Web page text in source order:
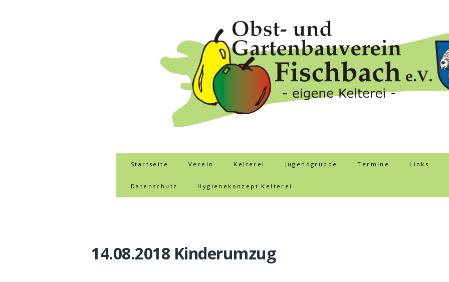
Startseite Verein Kelterei Jugendgruppe Termine Links
Datenschutz Hygienekonzept Kelterei
14.08.2018 Kinderumzug